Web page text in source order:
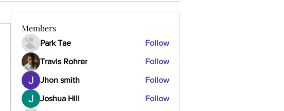
Members
Park Tae Follow
Travis Rohrer Follow
Jhon smith Follow
Joshua Hill Follow